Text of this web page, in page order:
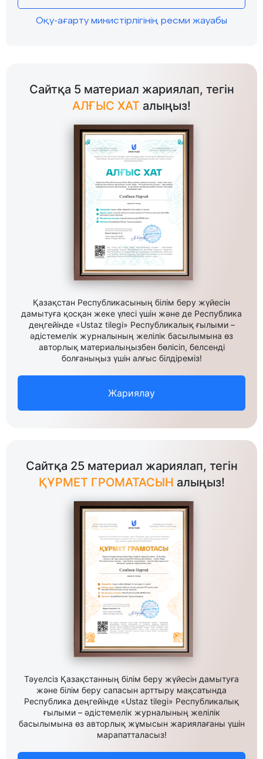
Оқу-ағарту министірлігінің ресми жауабы
Сайтқа 5 материал жариялап, тегін
АЛҒЫС ХАТ алыңыз!
Қазақстан Республикасының білім беру жүйесін
дамытуға қосқан жеке үлесі үшін және де Республика
деңгейінде «Ustaz tilegi» Республикалық ғылыми –
әдістемелік журналының желілік басылымына өз
авторлық материалыңызбен бөлісіп, белсенді
болғаныңыз үшін алғыс білдіреміз!
Жариялау
Сайтқа 25 материал жариялап, тегін
ҚҰРМЕТ ГРОМАТАСЫН алыңыз!
Тәуелсіз Қазақстанның білім беру жүйесін дамытуға
және білім беру сапасын арттыру мақсатында
Республика деңгейінде «Ustaz tilegi» Республикалық
ғылыми – әдістемелік журналының желілік
басылымына өз авторлық жұмысын жариялағаны үшін
марапатталасыз!